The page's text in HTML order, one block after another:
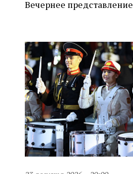
Вечернее представление